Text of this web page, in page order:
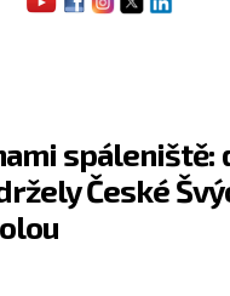
spáleniště:
České
Flying Revue